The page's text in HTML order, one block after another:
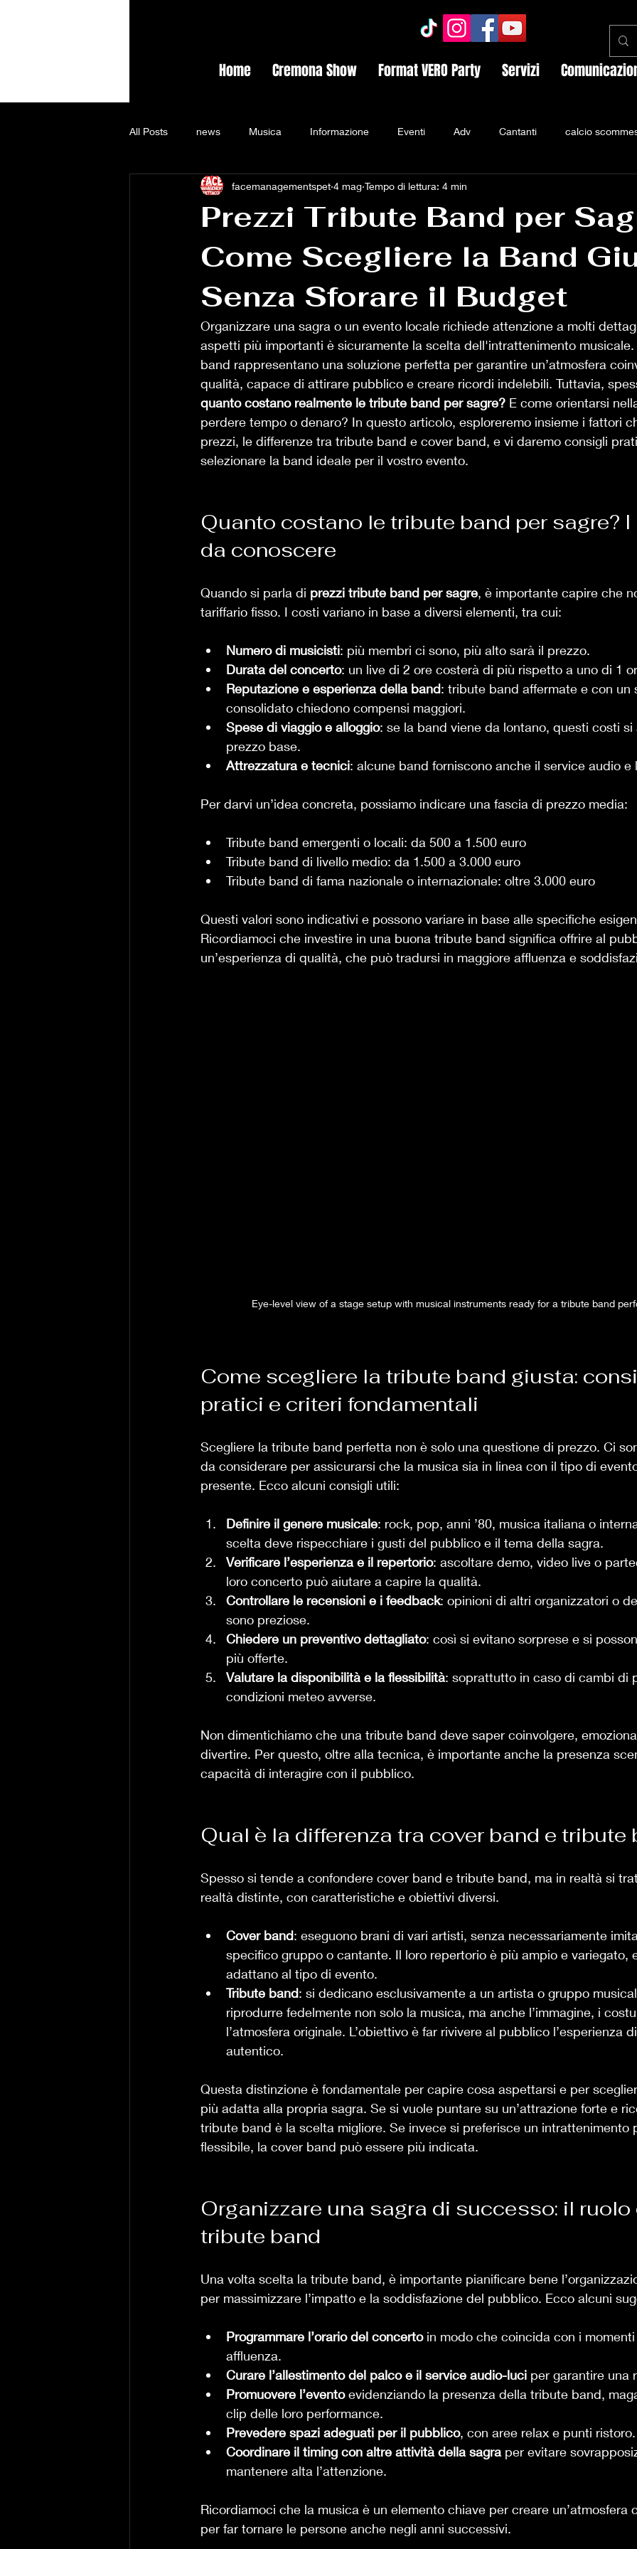
Home Cremona Show Format VERO Party Servizi
All Posts news Musica Informazione Eventi Adv Cantanti calcio
Party Chupa Party operai Chiara Ferragni
Francesco Totti Eros Ramazzotti Virgil Asoltanei face
divorzio Fedez Tomaso Trussardi Rock Aro dj
Prezzi Tribute Band per
Come Scegliere la Band
Senza Sforare il Budget
facemanagementspet 4 mag Tempo di lettura: 4 min
Organizzare una sagra o un evento locale richiede attenzione a molti
aspetti più importanti è sicuramente la scelta dell'intrattenimento
band rappresentano una soluzione perfetta per garantire un’atmosfera
qualità, capace di attirare pubblico e creare ricordi indelebili. Tuttavia,
quanto costano realmente le tribute band per sagre? E come orientarsi
perdere tempo o denaro? In questo articolo, esploreremo insieme i fattori
prezzi, le differenze tra tribute band e cover band, e vi daremo consigli
selezionare la band ideale per il vostro evento.
Quanto costano le tribute band per sagre? I
da conoscere
Quando si parla di prezzi tribute band per sagre, è importante capire che
tariffario fisso. I costi variano in base a diversi elementi, tra cui:
Numero di musicisti: più membri ci sono, più alto sarà il prezzo.
Durata del concerto: un live di 2 ore costerà di più rispetto a uno di 1
Reputazione e esperienza della band: tribute band affermate e con un
consolidato chiedono compensi maggiori.
Spese di viaggio e alloggio: se la band viene da lontano, questi costi si
prezzo base.
Attrezzatura e tecnici: alcune band forniscono anche il service audio e
Per darvi un’idea concreta, possiamo indicare una fascia di prezzo media:
Tribute band emergenti o locali: da 500 a 1.500 euro
Tribute band di livello medio: da 1.500 a 3.000 euro
Tribute band di fama nazionale o internazionale: oltre 3.000 euro
Questi valori sono indicativi e possono variare in base alle specifiche
Ricordiamoci che investire in una buona tribute band significa offrire al
un’esperienza di qualità, che può tradursi in maggiore affluenza e
Eye-level view of a stage setup with musical instruments ready for a tribute band
Come scegliere la tribute band giusta:
pratici e criteri fondamentali
Scegliere la tribute band perfetta non è solo una questione di prezzo. Ci
da considerare per assicurarsi che la musica sia in linea con il tipo di
presente. Ecco alcuni consigli utili:
Definire il genere musicale: rock, pop, anni ’80, musica italiana o
scelta deve rispecchiare i gusti del pubblico e il tema della sagra.
Verificare l’esperienza e il repertorio: ascoltare demo, video live o
loro concerto può aiutare a capire la qualità.
Controllare le recensioni e i feedback: opinioni di altri organizzatori o
sono preziose.
Chiedere un preventivo dettagliato: così si evitano sorprese e si
più offerte.
Valutare la disponibilità e la flessibilità: soprattutto in caso di cambi di
condizioni meteo avverse.
Non dimentichiamo che una tribute band deve saper coinvolgere,
divertire. Per questo, oltre alla tecnica, è importante anche la presenza
capacità di interagire con il pubblico.
Qual è la differenza tra cover band e tribute
Spesso si tende a confondere cover band e tribute band, ma in realtà si
realtà distinte, con caratteristiche e obiettivi diversi.
Cover band: eseguono brani di vari artisti, senza necessariamente
specifico gruppo o cantante. Il loro repertorio è più ampio e variegato,
adattano al tipo di evento.
Tribute band: si dedicano esclusivamente a un artista o gruppo
riprodurre fedelmente non solo la musica, ma anche l’immagine, i
l’atmosfera originale. L’obiettivo è far rivivere al pubblico l’esperienza
autentico.
Questa distinzione è fondamentale per capire cosa aspettarsi e per
più adatta alla propria sagra. Se si vuole puntare su un’attrazione forte e
tribute band è la scelta migliore. Se invece si preferisce un intrattenimento
flessibile, la cover band può essere più indicata.
Organizzare una sagra di successo: il ruolo
tribute band
Una volta scelta la tribute band, è importante pianificare bene
per massimizzare l’impatto e la soddisfazione del pubblico. Ecco alcuni
Programmare l’orario del concerto in modo che coincida con i
affluenza.
Curare l’allestimento del palco e il service audio-luci per garantire una
Promuovere l’evento evidenziando la presenza della tribute band,
clip delle loro performance.
Prevedere spazi adeguati per il pubblico, con aree relax e punti ristoro.
Coordinare il timing con altre attività della sagra per evitare
mantenere alta l’attenzione.
Ricordiamoci che la musica è un elemento chiave per creare un’atmosfera
per far tornare le persone anche negli anni successivi.